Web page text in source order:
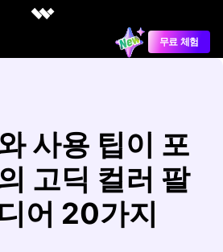
무료 체험
사용 팁이 포
고딕 컬러 팔
어 20가지